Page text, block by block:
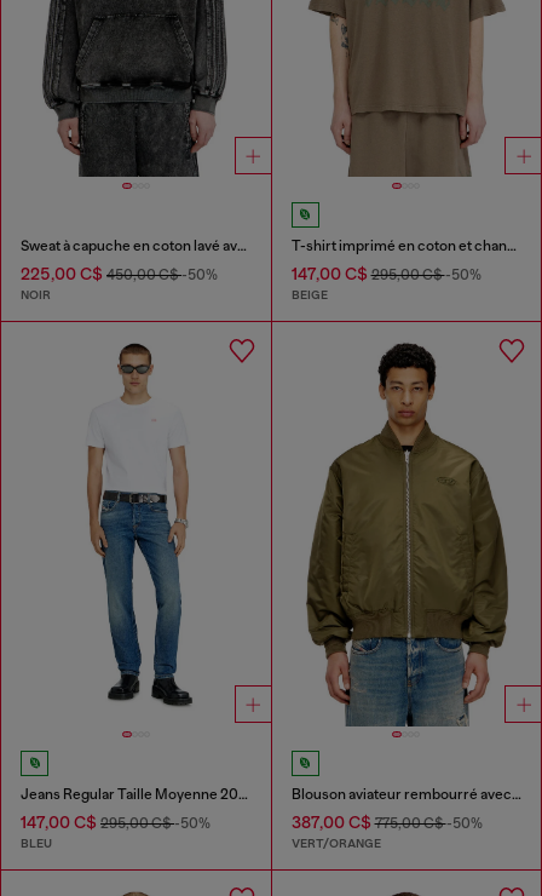
Sweat à capuche en coton lavé avec broderie Oval D
225,00 C$ 450,00 C$-50%
NOIR
T-shirt imprimé en coton et chanvre
147,00 C$295,00 C$-50%
BEIGE
Jeans Regular Taille Moyenne 2023 D-Finitive
147,00 C$ 295,00 C$-50%
BLEU
Blouson aviateur rembourré avec broderie Oval D
387,00 C$775,00 C$-50%
VERT/ORANGE